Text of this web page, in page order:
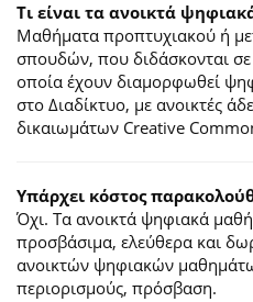
Τι είναι τα ανοικτά
Μαθήματα προπτυχιακού ή
σπουδών, που διδάσκονται σε
οποία έχουν διαμορφωθεί
στο Διαδίκτυο, με ανοικτές
δικαιωμάτων Creative
Υπάρχει κόστος
Όχι. Τα ανοικτά ψηφιακά
προσβάσιμα, ελεύθερα και
ανοικτών ψηφιακών
περιορισμούς, πρόσβαση.